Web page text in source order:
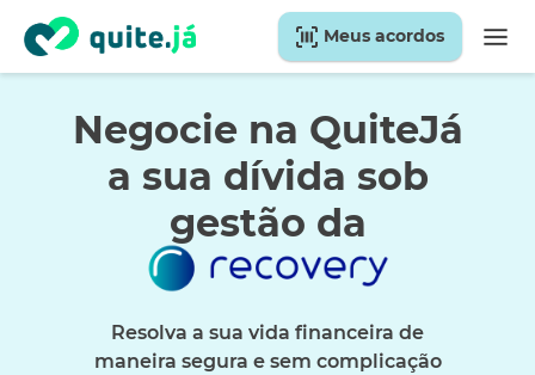
Meus acordos
Negocie na QuiteJá
a sua dívida sob
gestão da
Resolva a sua vida financeira de
maneira segura e sem complicação